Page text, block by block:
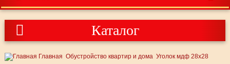
Каталог
Главная Обустройство квартир и дома Уголок мдф 28х28